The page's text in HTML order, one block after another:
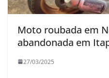
Moto roubada em
abandonada em
27/03/2025